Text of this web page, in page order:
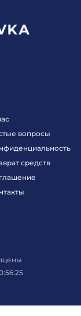
вопросы
средств